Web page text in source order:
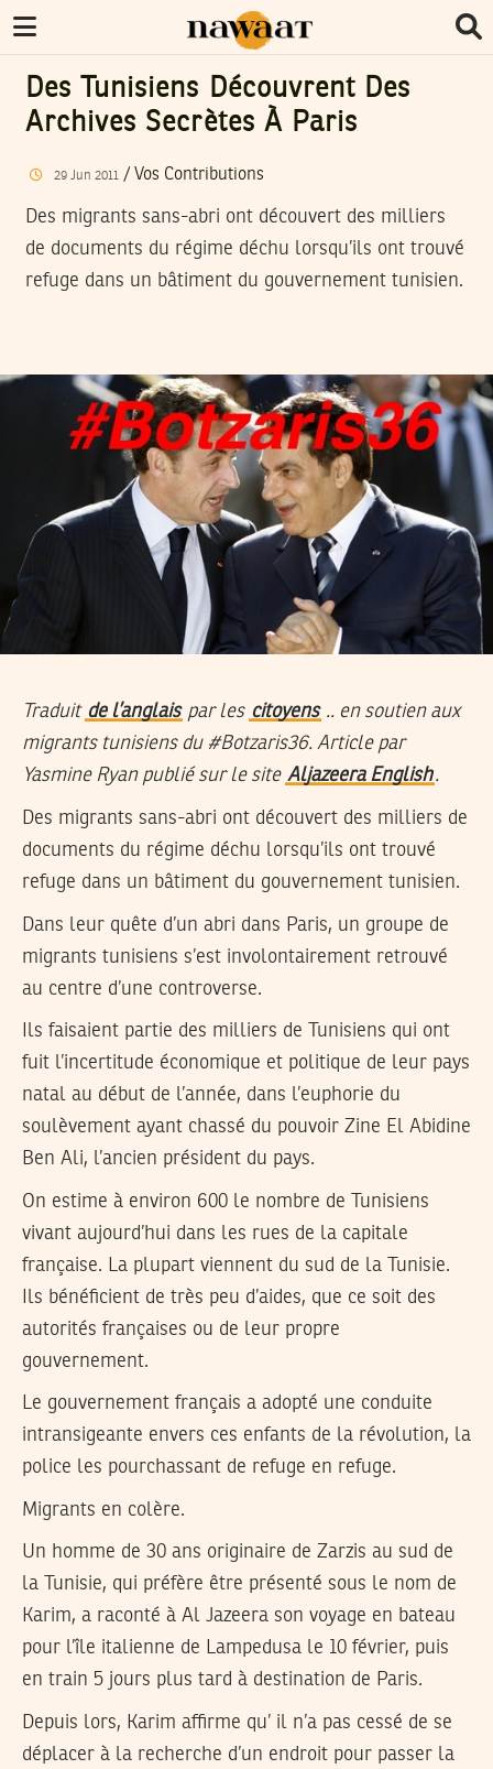
Des Tunisiens Découvrent Des
Archives Secrètes À Paris
29 Jun 2011/ Vos Contributions
Des migrants sans-abri ont découvert des milliers
de documents du régime déchu lorsqu’ils ont trouvé
refuge dans un bâtiment du gouvernement tunisien.
Traduit de l’anglais par les citoyens .. en soutien aux
migrants tunisiens du #Botzaris36. Article par
Yasmine Ryan publié sur le site Aljazeera English.
Des migrants sans-abri ont découvert des milliers de
documents du régime déchu lorsqu’ils ont trouvé
refuge dans un bâtiment du gouvernement tunisien.
Dans leur quête d’un abri dans Paris, un groupe de
migrants tunisiens s’est involontairement retrouvé
au centre d’une controverse.
Ils faisaient partie des milliers de Tunisiens qui ont
fuit l’incertitude économique et politique de leur pays
natal au début de l’année, dans l’euphorie du
soulèvement ayant chassé du pouvoir Zine El Abidine
Ben Ali, l’ancien président du pays.
On estime à environ 600 le nombre de Tunisiens
vivant aujourd’hui dans les rues de la capitale
française. La plupart viennent du sud de la Tunisie.
Ils bénéficient de très peu d’aides, que ce soit des
autorités françaises ou de leur propre
gouvernement.
Le gouvernement français a adopté une conduite
intransigeante envers ces enfants de la révolution, la
police les pourchassant de refuge en refuge.
Migrants en colère.
Un homme de 30 ans originaire de Zarzis au sud de
la Tunisie, qui préfère être présenté sous le nom de
Karim, a raconté à Al Jazeera son voyage en bateau
pour l’île italienne de Lampedusa le 10 février, puis
en train 5 jours plus tard à destination de Paris.
Depuis lors, Karim affirme qu’ il n’a pas cessé de se
déplacer à la recherche d’un endroit pour passer la